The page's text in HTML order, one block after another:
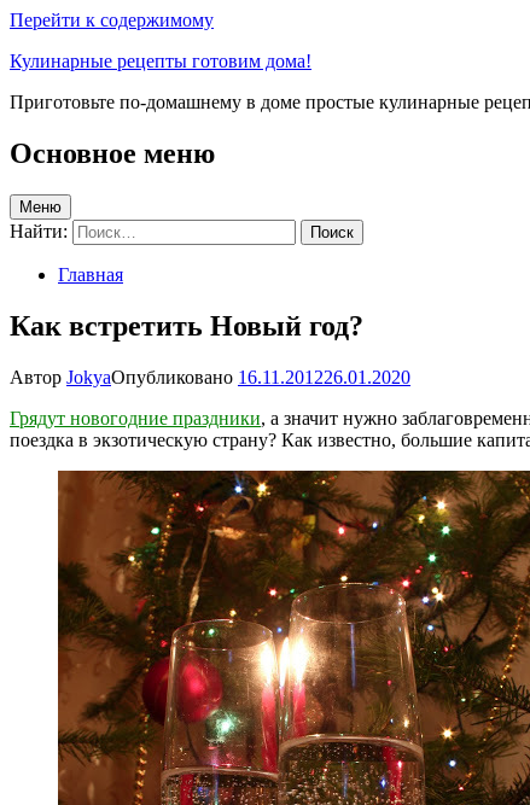
Перейти к содержимому
Кулинарные рецепты готовим дома!
Приготовьте по-домашнему в доме простые кулинарные
Основное меню
Меню
Найти:
Главная
Как встретить Новый год?
Автор JokyaОпубликовано 16.11.201226.01.2020
Грядут новогодние праздники, а значит нужно
поездка в экзотическую страну? Как известно, большие